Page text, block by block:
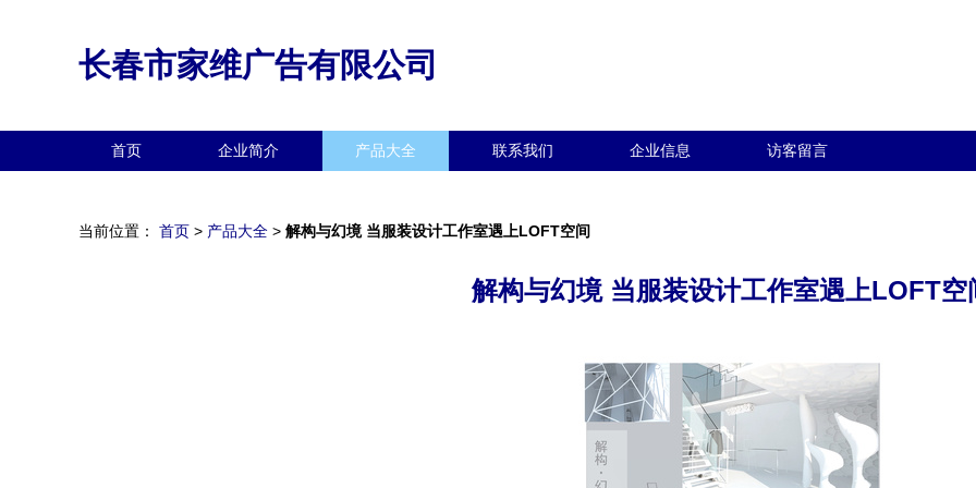
长春市家维广告有限公司
首页 企业简介 产品大全 联系我们 企业信息 访客留言
当前位置： 首页 > 产品大全 > 解构与幻境 当服装设计工作室遇上LOFT空间
解构与幻境 当服装设计工作室遇上LOFT空